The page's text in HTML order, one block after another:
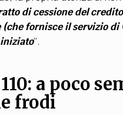
di cessione del
fornisce il servizio
”.
a poco
frodi